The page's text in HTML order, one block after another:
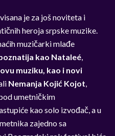
je za još noviteta i
heroja srpske muzike.
muzičarki mlađe
kao Nataleé,
muziku, kao i novi
Nemanja Kojić Kojot,
umetničkim
kao solo izvođač, a u
zajedno sa